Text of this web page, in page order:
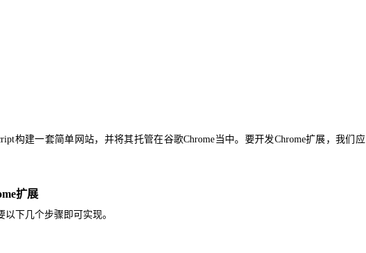
构建一套简单网站，并将其托管在谷歌Chrome当中。要开发Chrome扩展，我们应
扩展
下几个步骤即可实现。